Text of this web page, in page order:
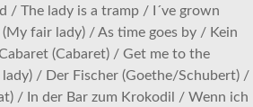
The lady is a tramp / I´ve grown
fair lady) / As time goes by / Kein
(Cabaret) / Get me to the
/ Der Fischer (Goethe/Schubert) /
/ In der Bar zum Krokodil / Wenn ich